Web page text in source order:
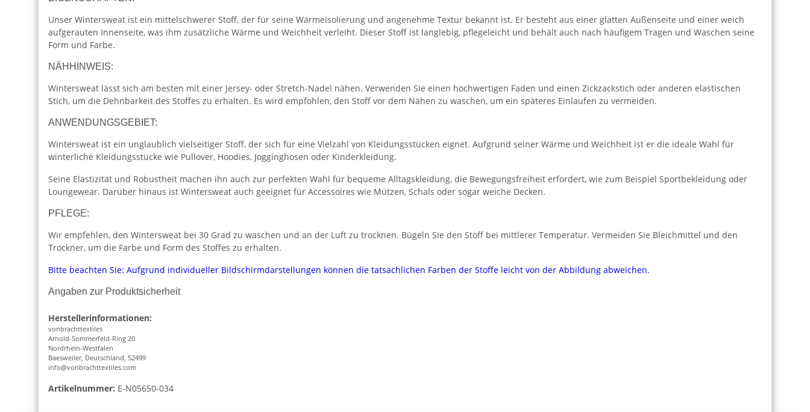
Unser Wintersweat ist ein mittelschwerer Stoff, der für seine Wärmeisolierung und angenehme Textur bekannt ist. Er besteht aus einer glatten Außenseite und einer weich
aufgerauten Innenseite, was ihm zusätzliche Wärme und Weichheit verleiht. Dieser Stoff ist langlebig, pflegeleicht und behält auch nach häufigem Tragen und Waschen seine
Form und Farbe.
NÄHHINWEIS:
Wintersweat lässt sich am besten mit einer Jersey- oder Stretch-Nadel nähen. Verwenden Sie einen hochwertigen Faden und einen Zickzackstich oder anderen elastischen
Stich, um die Dehnbarkeit des Stoffes zu erhalten. Es wird empfohlen, den Stoff vor dem Nähen zu waschen, um ein späteres Einlaufen zu vermeiden.
ANWENDUNGSGEBIET:
Wintersweat ist ein unglaublich vielseitiger Stoff, der sich für eine Vielzahl von Kleidungsstücken eignet. Aufgrund seiner Wärme und Weichheit ist er die ideale Wahl für
winterliche Kleidungsstücke wie Pullover, Hoodies, Jogginghosen oder Kinderkleidung.
Seine Elastizität und Robustheit machen ihn auch zur perfekten Wahl für bequeme Alltagskleidung, die Bewegungsfreiheit erfordert, wie zum Beispiel Sportbekleidung oder
Loungewear. Darüber hinaus ist Wintersweat auch geeignet für Accessoires wie Mützen, Schals oder sogar weiche Decken.
PFLEGE:
Wir empfehlen, den Wintersweat bei 30 Grad zu waschen und an der Luft zu trocknen. Bügeln Sie den Stoff bei mittlerer Temperatur. Vermeiden Sie Bleichmittel und den
Trockner, um die Farbe und Form des Stoffes zu erhalten.
Bitte beachten Sie: Aufgrund individueller Bildschirmdarstellungen können die tatsächlichen Farben der Stoffe leicht von der Abbildung abweichen.
Angaben zur Produktsicherheit
Herstellerinformationen:
vonbrachttextiles
Arnold-Sommerfeld-Ring 20
Nordrhein-Westfalen
Baesweiler, Deutschland, 52499
info@vonbrachttextiles.com
Artikelnummer: E-N05650-034